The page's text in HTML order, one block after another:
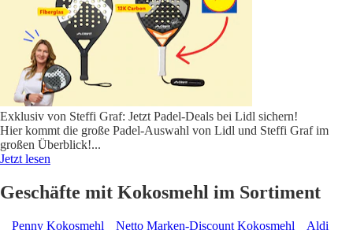
Exklusiv von Steffi Graf: Jetzt Padel-Deals bei Lidl sichern!
Hier kommt die große Padel-Auswahl von Lidl und Steffi Graf im
großen Überblick!...
Jetzt lesen
Geschäfte mit Kokosmehl im Sortiment
Penny Kokosmehl Netto Marken-Discount Kokosmehl
Aldi